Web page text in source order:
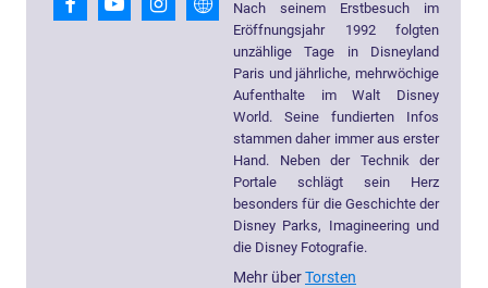
Nach seinem Erstbesuch im
Eröffnungsjahr 1992 folgten
unzählige Tage in Disneyland
Paris und jährliche, mehrwöchige
Aufenthalte im Walt Disney
World. Seine fundierten Infos
stammen daher immer aus erster
Hand. Neben der Technik der
Portale schlägt sein Herz
besonders für die Geschichte der
Disney Parks, Imagineering und
die Disney Fotografie.
Mehr überTorsten